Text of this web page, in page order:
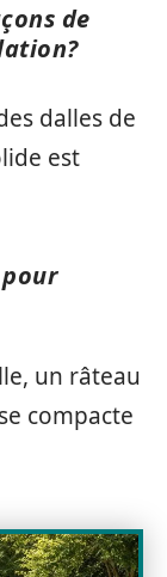
de
dalles de
est
un râteau
compacte